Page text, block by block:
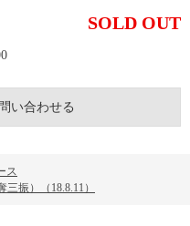
SOLD OUT
い合わせる
ス
振）（18.8.11）